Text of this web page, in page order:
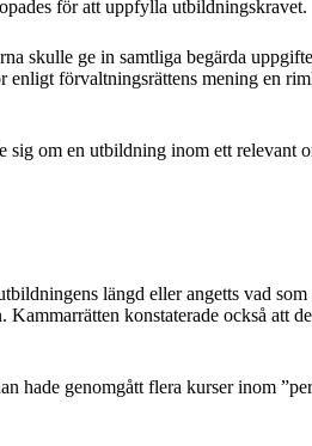
för att uppfylla utbildningskravet.
skulle ge in samtliga begärda
förvaltningsrättens mening en
sig om en utbildning inom ett
längd eller angetts vad
konstaterade också att
genomgått flera kurser inom